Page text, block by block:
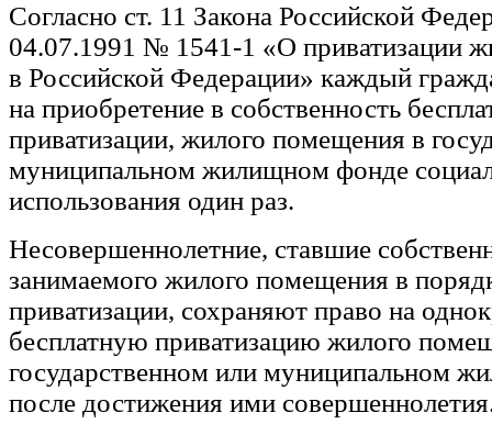
Согласно ст. 11 Закона Российской
04.07.1991 № 1541-1 «О приватизации
в Российской Федерации» каждый
на приобретение в собственность
приватизации, жилого помещения в
муниципальном жилищном фонде
использования один раз.
Несовершеннолетние, ставшие
занимаемого жилого помещения в
приватизации, сохраняют право на
бесплатную приватизацию жилого
государственном или муниципальном
после достижения ими